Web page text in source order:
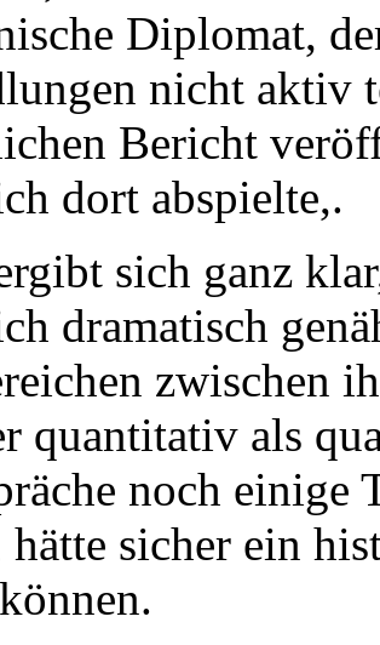
Diplomat,
nicht aktiv
Bericht
dort abspielte,.
sich ganz
dramatisch
zwischen
quantitativ als
noch einige
sicher ein